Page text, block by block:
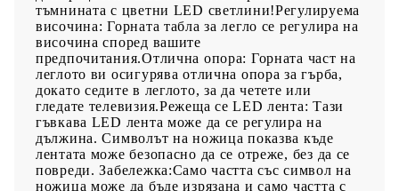
тъмнината с цветни LED светлини!Регулируема
височина: Горната табла за легло се регулира на
височина според вашите
предпочитания.Отлична опора: Горната част на
леглото ви осигурява отлична опора за гърба,
докато седите в леглото, за да четете или
гледате телевизия.Режеща се LED лента: Тази
гъвкава LED лента може да се регулира на
дължина. Символът на ножица показва къде
лентата може безопасно да се отреже, без да се
повреди. Забележка:Само частта със символ на
ножица може да бъде изрязана и само частта с